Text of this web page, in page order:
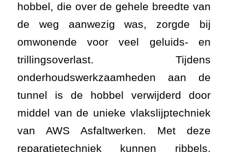
hobbel, die over de gehele breedte van
de weg aanwezig was, zorgde bij
omwonende voor veel geluids- en
trillingsoverlast. Tijdens
onderhoudswerkzaamheden aan de
tunnel is de hobbel verwijderd door
middel van de unieke vlakslijptechniek
van AWS Asfaltwerken. Met deze
reparatietechniek kunnen ribbels,